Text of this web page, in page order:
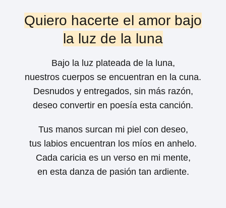
Quiero hacerte el amor bajo
la luz de la luna
Bajo la luz plateada de la luna,
nuestros cuerpos se encuentran en la cuna.
Desnudos y entregados, sin más razón,
deseo convertir en poesía esta canción.
Tus manos surcan mi piel con deseo,
tus labios encuentran los míos en anhelo.
Cada caricia es un verso en mi mente,
en esta danza de pasión tan ardiente.